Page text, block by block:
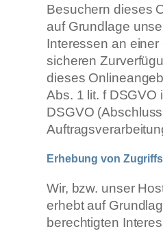
Besuchern dieses
auf Grundlage
Interessen an
sicheren
dieses
Abs. 1 lit. f DSGVO
DSGVO (Abschluss
Erhebung von
Wir, bzw. unser
erhebt auf
berechtigten